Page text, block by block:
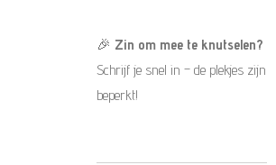
🎉 Zin om mee te knutselen?
Schrijf je snel in – de plekjes zijn
beperkt!